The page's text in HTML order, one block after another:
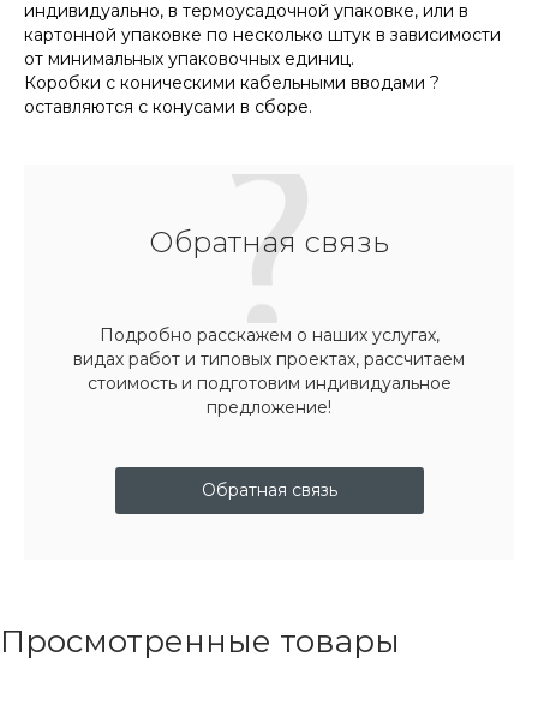
индивидуально, в термоусадочной упаковке, или в
картонной упаковке по несколько штук в зависимости
от минимальных упаковочных единиц.
Коробки с коническими кабельными вводами ?
оставляются с конусами в сборе.
Обратная связь
Подробно расскажем о наших услугах,
видах работ и типовых проектах, рассчитаем
стоимость и подготовим индивидуальное
предложение!
Обратная связь
Просмотренные товары